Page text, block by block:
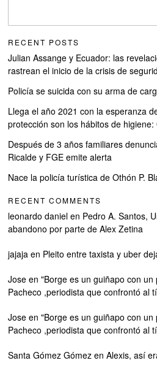
RECENT POSTS
Julian Assange y Ecuador: las
rastrean el inicio de la crisis de
Policía se suicida con su arma de
Llega el año 2021 con la esperanza
protección son los hábitos de
Después de 3 años familiares
Ricalde y FGE emite alerta
Nace la policía turística de Othón P.
RECENT COMMENTS
leonardo daniel en Pedro A. Santos,
abandono por parte de Alex Zetina
jajaja en Pleito entre taxista y uber
Jose en"Borge es un guiñapo con
Pacheco ,periodista que confrontó al
Jose en"Borge es un guiñapo con
Pacheco ,periodista que confrontó al
Santa Gómez Gómez enAlexis, así